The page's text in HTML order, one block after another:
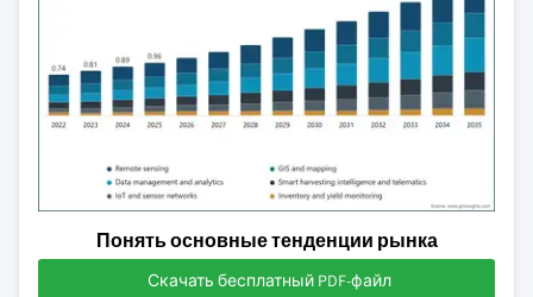
Понять основные тенденции рынка
Скачать бесплатный PDF-файл